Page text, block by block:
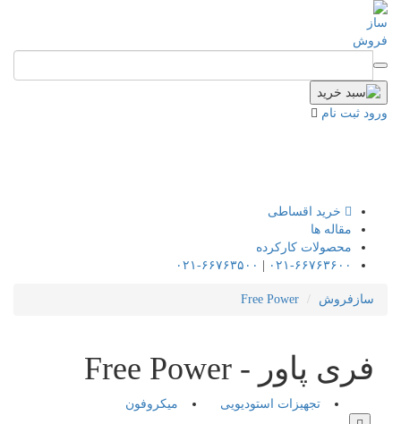
ورود ثبت نام
خرید اقساطی
مقاله ها
محصولات کارکرده
۰۲۱-۶۶۷۶۳۶۰۰
۰۲۱-۶۶۷۶۳۵۰۰
سازفروش Free Power
فری پاور - Free Power
تجهیزات استودیویی میکروفون